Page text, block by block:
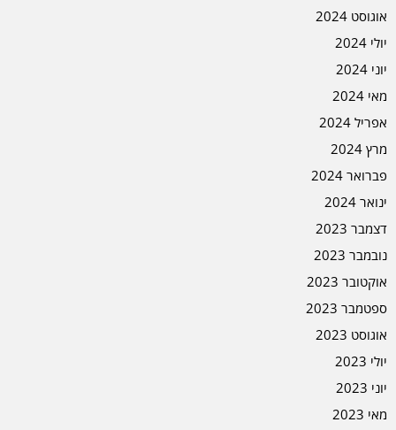
אוגוסט 2024
יולי 2024
יוני 2024
מאי 2024
אפריל 2024
מרץ 2024
פברואר 2024
ינואר 2024
דצמבר 2023
נובמבר 2023
אוקטובר 2023
ספטמבר 2023
אוגוסט 2023
יולי 2023
יוני 2023
מאי 2023